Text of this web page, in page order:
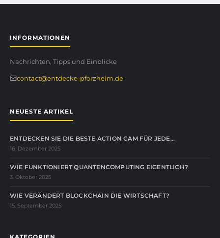
INFORMATIONEN
Nachrichten, Tipps und Einblicke
contact@entdecke-pforzheim.de
NEUESTE ARTIKEL
ENTDECKEN SIE DIE BESTE ACTION CAM FÜR JEDE…
16. Dezember 2025
WIE FUNKTIONIERT QUANTENCOMPUTING EIGENTLICH?
3. Oktober 2025
WIE VERÄNDERT BLOCKCHAIN DIE WIRTSCHAFT?
15. September 2025